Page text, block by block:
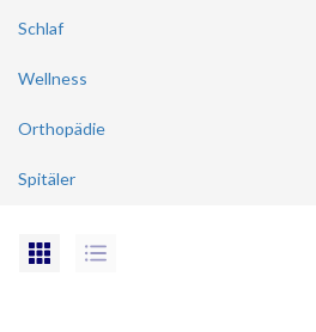
Schlaf
Wellness
Orthopädie
Spitäler